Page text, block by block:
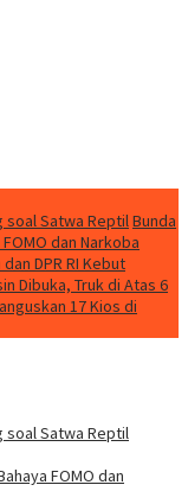
soal Satwa ReptilBunda
dan Narkoba
DPR RI Kebut
Dibuka, Truk di Atas 6
17 Kios di
soal Satwa Reptil
FOMO dan